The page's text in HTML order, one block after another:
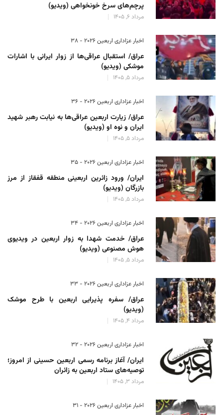
پرچم‌های سرخ خونخواهی (ویدیو)
مرداد 6, 1405
اخبار عزاداری اربعین ۲۰۲۶ - 38
عراق/ استقبال عراقی‌ها از زوار ایرانی با اشارات
موشکی (ویدیو)
مرداد 5, 1405
اخبار عزاداری اربعین ۲۰۲۶ - 36
عراق/ زیارت اربعین عراقی‌ها به نیابت رهبر شهید
ایران و نوه او (ویدیو)
مرداد 5, 1405
اخبار عزاداری اربعین ۲۰۲۶ - 35
ایران/ ورود زائرین اربعینی منطقه قفقاز از مرز
بازرگان (ویدیو)
مرداد 5, 1405
اخبار عزاداری اربعین ۲۰۲۶ - 34
عراق/ خدمت شهدا به زوار اربعین در ویدیوی
هوش مصنوعی (ویدیو)
مرداد 5, 1405
اخبار عزاداری اربعین ۲۰۲۶ - 33
عراق/ سفره پذیرایی اربعین با طرح موشک
(ویدیو)
مرداد 4, 1405
اخبار عزاداری اربعین ۲۰۲۶ - 32
ایران/ آغاز برنامه رسمی اربعین حسینی از امروز؛
توصیه‌های ستاد اربعین به زائران
مرداد 3, 1405
اخبار عزاداری اربعین ۲۰۲۶ - 31